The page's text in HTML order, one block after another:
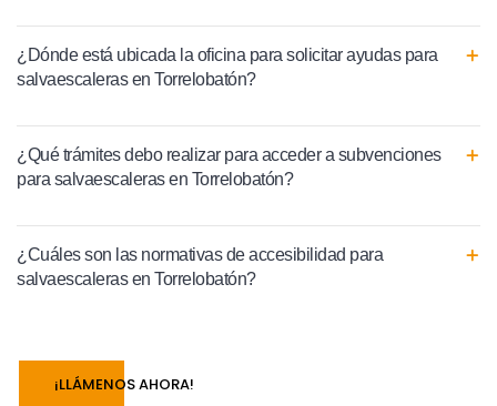
¿Dónde está ubicada la oficina para solicitar ayudas para
salvaescaleras en Torrelobatón?
¿Qué trámites debo realizar para acceder a subvenciones
para salvaescaleras en Torrelobatón?
¿Cuáles son las normativas de accesibilidad para
salvaescaleras en Torrelobatón?
¡LLÁMENOS AHORA!